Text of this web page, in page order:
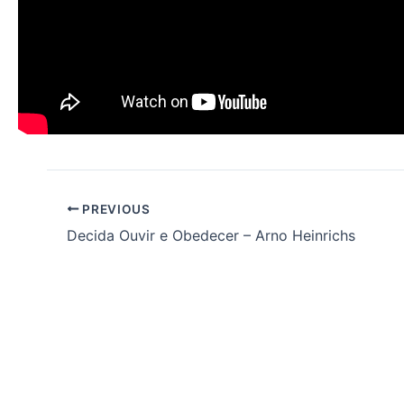
PREVIOUS
Decida Ouvir e Obedecer – Arno Heinrichs